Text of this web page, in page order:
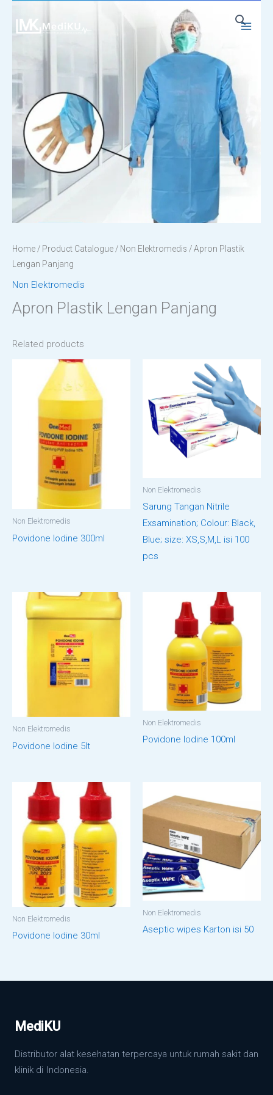
Home/ Product Catalogue/ Non Elektromedis / Apron Plastik
Lengan Panjang
Non Elektromedis
Apron Plastik Lengan Panjang
Related products
Non Elektromedis
Povidone Iodine 300ml
Non Elektromedis
Sarung Tangan Nitrile
Exsamination; Colour: Black,
Blue; size: XS,S,M,L isi 100
pcs
Non Elektromedis
Povidone Iodine 5lt
Non Elektromedis
Povidone Iodine 100ml
Non Elektromedis
Povidone Iodine 30ml
Non Elektromedis
Aseptic wipes Karton isi 50
MediKU
Distributor alat kesehatan terpercaya untuk rumah sakit dan
klinik di Indonesia.